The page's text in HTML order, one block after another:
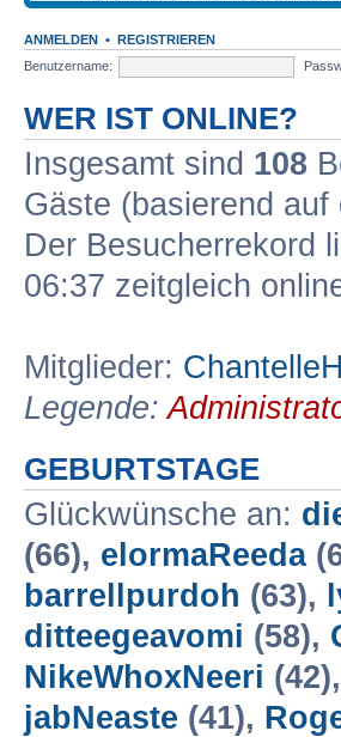
ANMELDEN • REGISTRIEREN
Benutzername:
WER IST ONLINE?
Insgesamt sind 108
Gäste (basierend
Der Besucherrekord
06:37 zeitgleich
Mitglieder:
Legende:
GEBURTSTAGE
Glückwünsche an:
(66), elormaReeda
barrellpurdoh (63),
ditteegeavomi (58),
NikeWhoxNeeri (42),
jabNeaste (41),